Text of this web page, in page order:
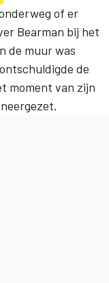
of er
Bearman bij het
de muur was
de
moment van zijn